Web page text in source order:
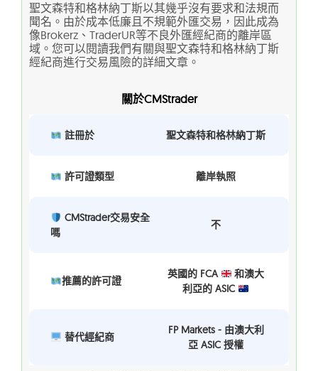
聖文森特和格林納丁斯以其幾乎沒有要求和法規而
聞名。由於成本低廉且不規範外匯交易，因此成為
像Brokerz、TraderUR等不良外匯經紀商的離岸區
域。您可以閱讀我們有關與聖文森特和格林納丁斯
經紀商進行交易風險的詳細文章。
關於CMStrader
註冊於 聖文森特和格林納丁斯
許可證類型 離岸執照
CMStrader交易安全
嗎
不
推薦的許可證
英國的 FCA
和澳大
利亞的 ASIC
替代經紀商
FP Markets - 由澳大利
亞 ASIC 授權